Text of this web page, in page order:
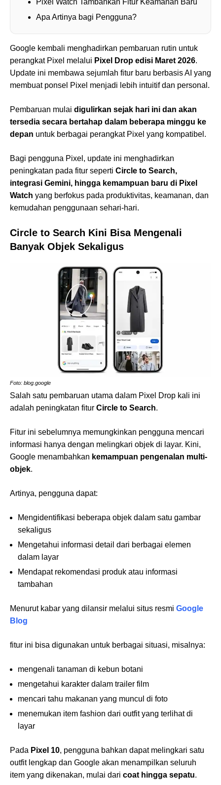
Pixel Watch Tambahkan Fitur Keamanan Baru
Apa Artinya bagi Pengguna?
Google kembali menghadirkan pembaruan rutin untuk
perangkat Pixel melalui Pixel Drop edisi Maret 2026.
Update ini membawa sejumlah fitur baru berbasis AI yang
membuat ponsel Pixel menjadi lebih intuitif dan personal.
Pembaruan mulai digulirkan sejak hari ini dan akan
tersedia secara bertahap dalam beberapa minggu ke
depan untuk berbagai perangkat Pixel yang kompatibel.
Bagi pengguna Pixel, update ini menghadirkan
peningkatan pada fitur seperti Circle to Search,
integrasi Gemini, hingga kemampuan baru di Pixel
Watch yang berfokus pada produktivitas, keamanan, dan
kemudahan penggunaan sehari-hari.
Circle to Search Kini Bisa Mengenali
Banyak Objek Sekaligus
Foto: blog.google
Salah satu pembaruan utama dalam Pixel Drop kali ini
adalah peningkatan fitur Circle to Search.
Fitur ini sebelumnya memungkinkan pengguna mencari
informasi hanya dengan melingkari objek di layar. Kini,
Google menambahkan kemampuan pengenalan multi-
objek.
Artinya, pengguna dapat:
Mengidentifikasi beberapa objek dalam satu gambar
sekaligus
Mengetahui informasi detail dari berbagai elemen
dalam layar
Mendapat rekomendasi produk atau informasi
tambahan
Menurut kabar yang dilansir melalui situs resmi Google
Blog
fitur ini bisa digunakan untuk berbagai situasi, misalnya:
mengenali tanaman di kebun botani
mengetahui karakter dalam trailer film
mencari tahu makanan yang muncul di foto
menemukan item fashion dari outfit yang terlihat di
layar
Pada Pixel 10, pengguna bahkan dapat melingkari satu
outfit lengkap dan Google akan menampilkan seluruh
item yang dikenakan, mulai dari coat hingga sepatu.